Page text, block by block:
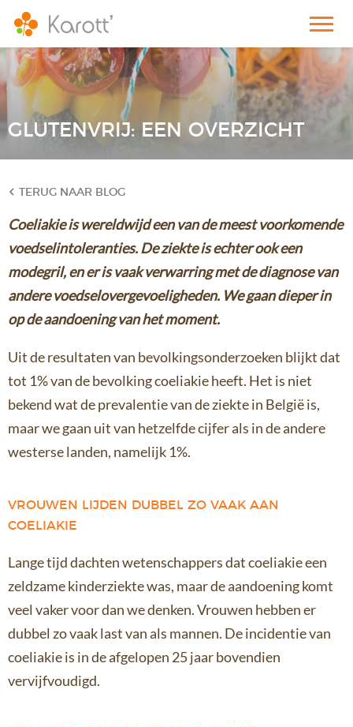
GLUTENVRIJ: EEN OVERZICHT
TERUG NAAR BLOG
Coeliakie is wereldwijd een van de meest voorkomende
voedselintoleranties. De ziekte is echter ook een
modegril, en er is vaak verwarring met de diagnose van
andere voedselovergevoeligheden. We gaan dieper in
op de aandoening van het moment.
Uit de resultaten van bevolkingsonderzoeken blijkt dat
tot 1% van de bevolking coeliakie heeft. Het is niet
bekend wat de prevalentie van de ziekte in België is,
maar we gaan uit van hetzelfde cijfer als in de andere
westerse landen, namelijk 1%.
VROUWEN LIJDEN DUBBEL ZO VAAK AAN
COELIAKIE
Lange tijd dachten wetenschappers dat coeliakie een
zeldzame kinderziekte was, maar de aandoening komt
veel vaker voor dan we denken. Vrouwen hebben er
dubbel zo vaak last van als mannen. De incidentie van
coeliakie is in de afgelopen 25 jaar bovendien
vervijfvoudigd.